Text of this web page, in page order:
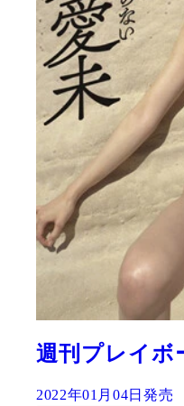
週刊プレイボ
2022年01月04日発売